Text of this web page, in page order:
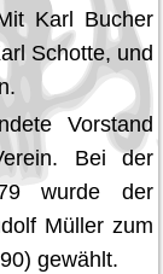
Karl Bucher
Schotte, und
Vorstand
Bei der
wurde der
Müller zum
gewählt.